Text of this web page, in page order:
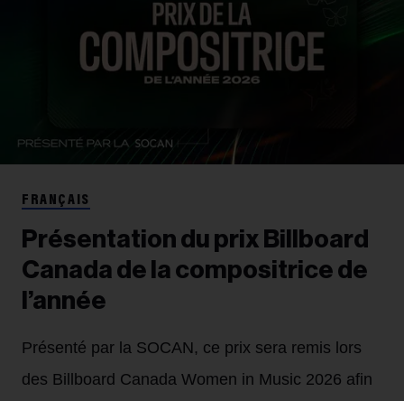
FRANÇAIS
Présentation du prix Billboard
Canada de la compositrice de
l’année
Présenté par la SOCAN, ce prix sera remis lors
des Billboard Canada Women in Music 2026 afin